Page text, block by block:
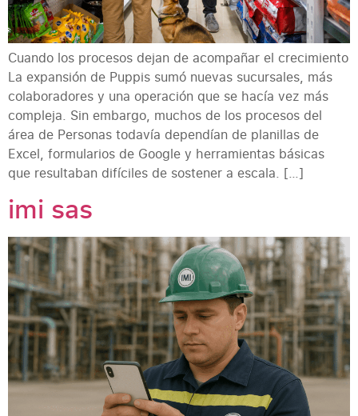
Cuando los procesos dejan de acompañar el crecimiento
La expansión de Puppis sumó nuevas sucursales, más
colaboradores y una operación que se hacía vez más
compleja. Sin embargo, muchos de los procesos del
área de Personas todavía dependían de planillas de
Excel, formularios de Google y herramientas básicas
que resultaban difíciles de sostener a escala. […]
imi sas